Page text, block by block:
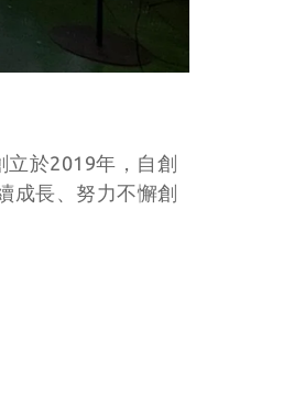
於2019年，自創
成長、努力不懈創